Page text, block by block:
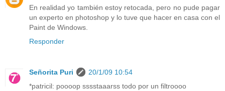
En realidad yo también estoy retocada, pero no pude pagar
un experto en photoshop y lo tuve que hacer en casa con el
Paint de Windows.
Responder
Señorita Puri
20/1/09 10:54
*patricil: poooop sssstaaarss todo por un filtroooo